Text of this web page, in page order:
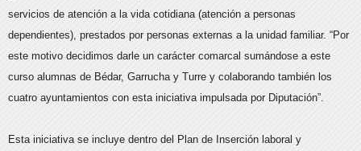
servicios de atención a la vida cotidiana (atención a personas
dependientes), prestados por personas externas a la unidad familiar. “Por
este motivo decidimos darle un carácter comarcal sumándose a este
curso alumnas de Bédar, Garrucha y Turre y colaborando también los
cuatro ayuntamientos con esta iniciativa impulsada por Diputación”.
Esta iniciativa se incluye dentro del Plan de Inserción laboral y